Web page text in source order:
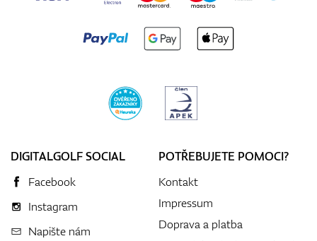
DIGITALGOLF SOCIAL
Facebook
Instagram
Napište nám
POTŘEBUJETE POMOCI?
Kontakt
Impressum
Doprava a platba